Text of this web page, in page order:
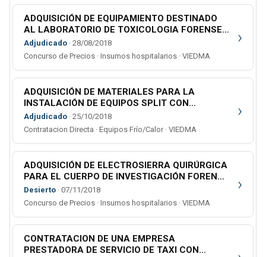
ADQUISICIÓN DE EQUIPAMIENTO DESTINADO
AL LABORATORIO DE TOXICOLOGIA FORENSE
DE LA CIUDAD DE CIPOLLETTI
Adjudicado · 28/08/2018
Concurso de Precios · Insumos hospitalarios · VIEDMA
›
ADQUISICIÓN DE MATERIALES PARA LA
INSTALACIÓN DE EQUIPOS SPLIT CON
DESTINO A LA SUBGERENCIA ADMINISTRATIVA
DE CHOELE CHOEL.
Adjudicado · 25/10/2018
Contratacion Directa · Equipos Frío/Calor · VIEDMA
›
ADQUISICIÓN DE ELECTROSIERRA QUIRÚRGICA
PARA EL CUERPO DE INVESTIGACIÓN FORENSE
DE GRAL. ROCA - SEGUNDA CIRCUNSCRIPCIÓN
JUDICIAL.
Desierto · 07/11/2018
Concurso de Precios · Insumos hospitalarios · VIEDMA
›
CONTRATACION DE UNA EMPRESA
PRESTADORA DE SERVICIO DE TAXI CON